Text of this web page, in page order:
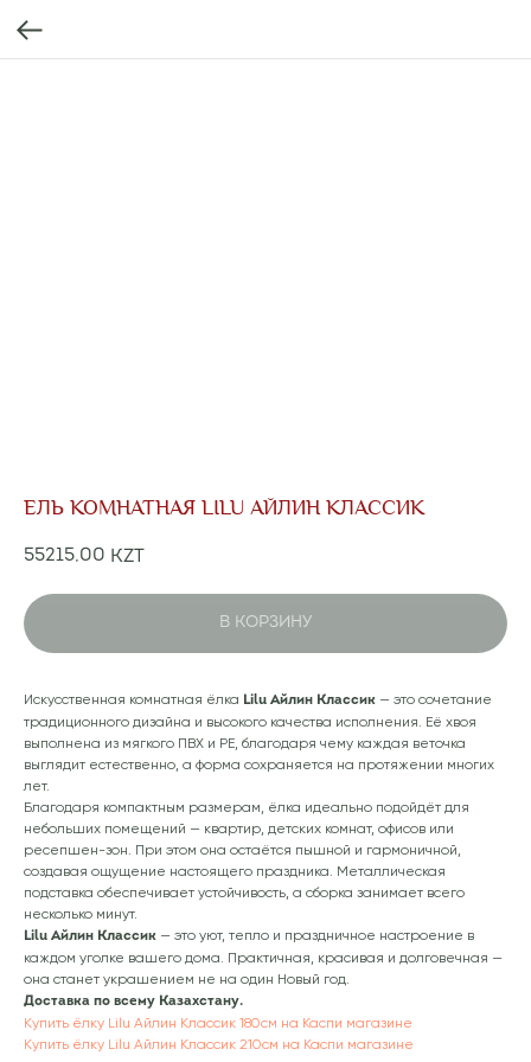
ЕЛЬ КОМНАТНАЯ LILU АЙЛИН КЛАССИК
55215,00 KZT
В КОРЗИНУ
Искусственная комнатная ёлка Lilu Айлин Классик — это сочетание
традиционного дизайна и высокого качества исполнения. Её хвоя
выполнена из мягкого ПВХ и PE, благодаря чему каждая веточка
выглядит естественно, а форма сохраняется на протяжении многих
лет.
Благодаря компактным размерам, ёлка идеально подойдёт для
небольших помещений — квартир, детских комнат, офисов или
ресепшен-зон. При этом она остаётся пышной и гармоничной,
создавая ощущение настоящего праздника. Металлическая
подставка обеспечивает устойчивость, а сборка занимает всего
несколько минут.
Lilu Айлин Классик — это уют, тепло и праздничное настроение в
каждом уголке вашего дома. Практичная, красивая и долговечная —
она станет украшением не на один Новый год.
Доставка по всему Казахстану.
Купить ёлку Lilu Айлин Классик 180см на Каспи магазине
Купить ёлку Lilu Айлин Классик 210см на Каспи магазине